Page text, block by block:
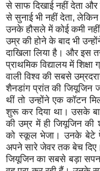
से साफ दिखाई नहीं देता
से सुनाई भी नहीं देता,
उनके हौसले में कोई कमी
उम्र की होने के बाद भी
दाखिला लिया है। और इस
प्राथमिक विद्यालय में
वाली विश्व की सबसे
शैनडांग प्रांत की जियूजिन
थीं तो उन्होंने एक कॉटन
शुरू कर दिया था। उसके
की उम्र में ही जियूजिन की
को स्कूल भेजा। उनके बेटे
अपने सारे जेवर तक बेच दिए।
जियूजिन का सबसे बड़ा